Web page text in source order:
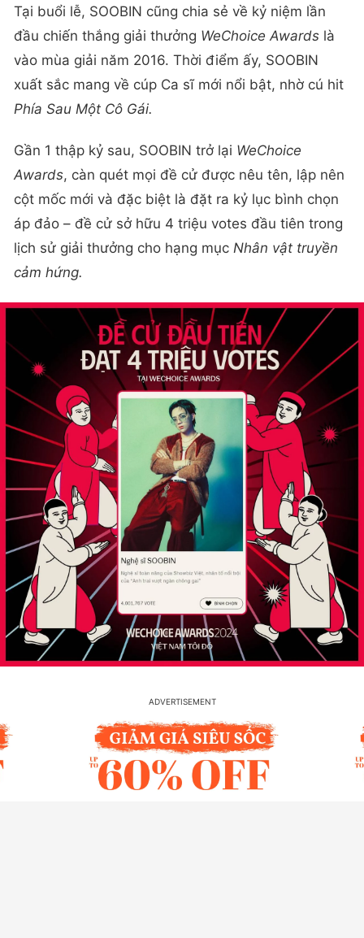
Tại buổi lễ, SOOBIN cũng chia sẻ về kỷ niệm lần
đầu chiến thắng giải thưởng WeChoice Awards là
vào mùa giải năm 2016. Thời điểm ấy, SOOBIN
xuất sắc mang về cúp Ca sĩ mới nổi bật, nhờ cú hit
Phía Sau Một Cô Gái.
Gần 1 thập kỷ sau, SOOBIN trở lại WeChoice
Awards, càn quét mọi đề cử được nêu tên, lập nên
cột mốc mới và đặc biệt là đặt ra kỷ lục bình chọn
áp đảo – đề cử sở hữu 4 triệu votes đầu tiên trong
lịch sử giải thưởng cho hạng mục Nhân vật truyền
cảm hứng.